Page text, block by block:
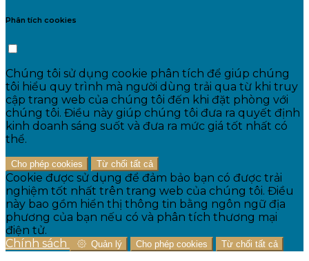
Phân tích cookies
Chúng tôi sử dụng cookie phân tích để giúp chúng
tôi hiểu quy trình mà người dùng trải qua từ khi truy
cập trang web của chúng tôi đến khi đặt phòng với
chúng tôi. Điều này giúp chúng tôi đưa ra quyết định
kinh doanh sáng suốt và đưa ra mức giá tốt nhất có
thể.
Cho phép cookies Từ chối tất cả
Cookie được sử dụng để đảm bảo bạn có được trải
nghiệm tốt nhất trên trang web của chúng tôi. Điều
này bao gồm hiển thị thông tin bằng ngôn ngữ địa
phương của bạn nếu có và phân tích thương mại
điện tử.
Chính sách
Quản lý Cho phép cookies Từ chối tất cả